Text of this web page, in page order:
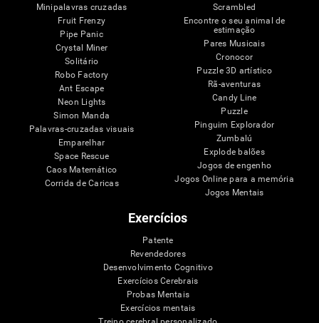
Minipalavras cruzadas
Fruit Frenzy
Pipe Panic
Crystal Miner
Solitário
Robo Factory
Ant Escape
Neon Lights
Simon Manda
Palavras-cruzadas visuais
Emparelhar
Space Rescue
Caos Matemático
Corrida de Caricas
Scrambled
Encontre o seu animal de
estimação
Pares Musicais
Cronocor
Puzzle 3D artístico
Rã-aventuras
Candy Line
Puzzle
Pinguim Explorador
Zumbalú
Explode balões
Jogos de engenho
Jogos Online para a memória
Jogos Mentais
Exercícios
Patente
Revendedores
Desenvolvimento Cognitivo
Exercícios Cerebrais
Probas Mentais
Exercícios mentais